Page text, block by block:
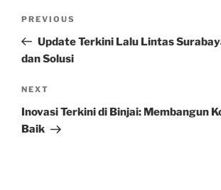
Previous
Post
PREVIOUS
Update Terkini Lalu Lintas
dan Solusi
Next
Post
NEXT
Inovasi Terkini di Binjai: Membangun
Baik